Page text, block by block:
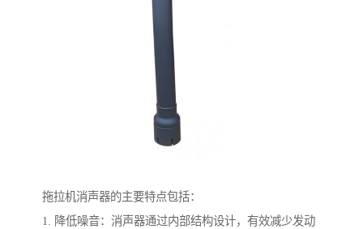
拖拉机消声器的主要特点包括：
1. 降低噪音：消声器通过内部结构设计，有效减少发动